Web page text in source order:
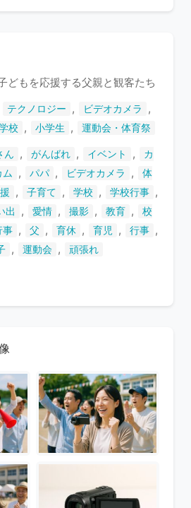
護
い
ま
す
どもを応援する父親と観客たち
テクノロジー , ビデオカメラ ,
校 , 小学生 , 運動会・体育祭
ん , がんばれ , イベント ,
カ
ム , パパ , ビデオカメラ ,
体
, 子育て , 学校 , 学校行事 ,
出 , 愛情 , 撮影 , 教育 ,
校
事 , 父 , 育休 , 育児 , 行事 ,
, 運動会 , 頑張れ